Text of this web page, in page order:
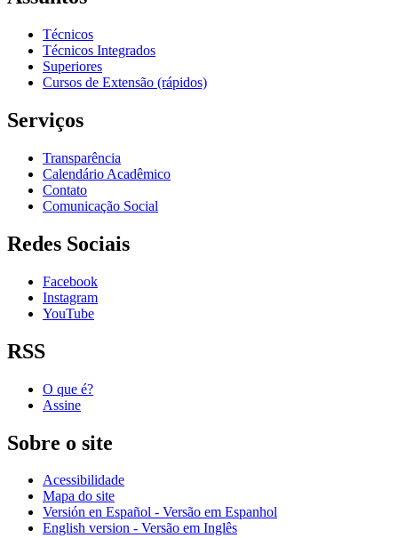
Técnicos
Técnicos Integrados
Superiores
Cursos de Extensão (rápidos)
Serviços
Transparência
Calendário Acadêmico
Contato
Comunicação Social
Redes Sociais
Facebook
Instagram
YouTube
RSS
O que é?
Assine
Sobre o site
Acessibilidade
Mapa do site
Versión en Español - Versão em Espanhol
English version - Versão em Inglês